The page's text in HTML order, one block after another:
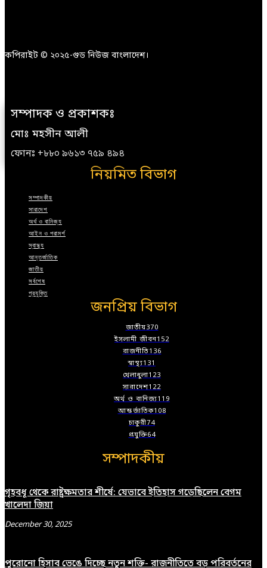
কপিরাইট © ২০২৫-গুড নিউজ বাংলাদেশ।
সম্পাদক ও প্রকাশকঃ
মোঃ মহসীন আলী
ফোনঃ +৮৮০ ৯৬১৩ ৭৫৯ ৪৯৪
নিয়মিত বিভাগ
সম্পাদকীয়
সারাদেশ
অর্থ ও বানিজ্য
আইন ও পরামর্শ
স্বাস্থ্য
আন্তর্জাতিক
জাতীয়
সর্বশেষ
প্রযুক্তি
জনপ্রিয় বিভাগ
জাতীয়370
ইসলামী জীবন152
রাজনীতি136
স্বাস্থ্য131
খেলাধুলা123
সারাদেশ122
অর্থ ও বানিজ্য119
আন্তর্জাতিক108
চাকুরী74
প্রযুক্তি64
সম্পাদকীয়
গৃহবধূ থেকে রাষ্ট্রক্ষমতার শীর্ষে: যেভাবে ইতিহাস গড়েছিলেন বেগম
খালেদা জিয়া
December 30, 2025
পুরোনো হিসাব ভেঙে দিচ্ছে নতুন শক্তি- রাজনীতিতে বড় পরিবর্তনের